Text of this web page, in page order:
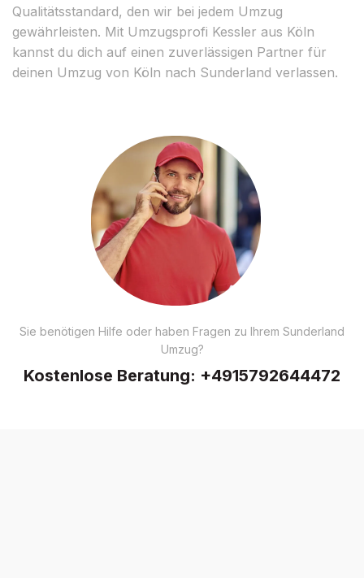
Qualitätsstandard, den wir bei jedem Umzug
gewährleisten. Mit Umzugsprofi Kessler aus Köln
kannst du dich auf einen zuverlässigen Partner für
deinen Umzug von Köln nach Sunderland verlassen.
Sie benötigen Hilfe oder haben Fragen zu Ihrem Sunderland
Umzug?
Kostenlose Beratung: +4915792644472